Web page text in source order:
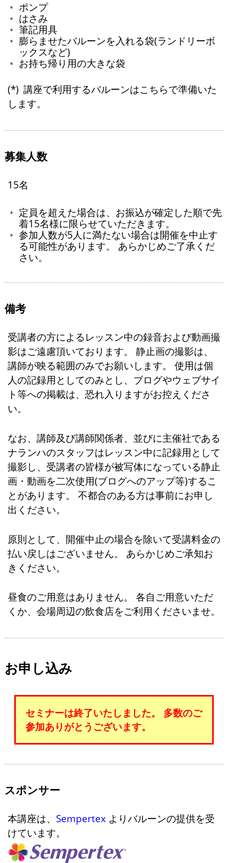
ポンプ
はさみ
筆記用具
膨らませたバルーンを入れる袋(ランドリーボ
ックスなど)
お持ち帰り用の大きな袋
講座で利用するバルーンはこちらで準備いた
します。
募集人数
15名
定員を超えた場合は、お振込が確定した順で先
着15名様に限らせていただきます。
参加人数が5人に満たない場合は開催を中止す
る可能性があります。 あらかじめご了承くだ
さい。
備考
受講者の方によるレッスン中の録音および動画撮
影はご遠慮頂いております。 静止画の撮影は、
講師が映る範囲のみでお願いします。 使用は個
人の記録用としてのみとし、ブログやウェブサイ
ト等への掲載は、恐れ入りますがお控えくださ
い。
なお、講師及び講師関係者、並びに主催社である
ナランハのスタッフはレッスン中に記録用として
撮影し、受講者の皆様が被写体になっている静止
画・動画を二次使用(ブログへのアップ等)するこ
とがあります。 不都合のある方は事前にお申し
出ください。
原則として、開催中止の場合を除いて受講料金の
払い戻しはございません。 あらかじめご承知お
きください。
昼食のご用意はありません。 各自ご用意いただ
くか、会場周辺の飲食店をご利用くださいませ。
お申し込み
セミナーは終了いたしました。 多数のご
参加ありがとうございます。
スポンサー
本講座は、 Sempertexよりバルーンの提供を受
けています。